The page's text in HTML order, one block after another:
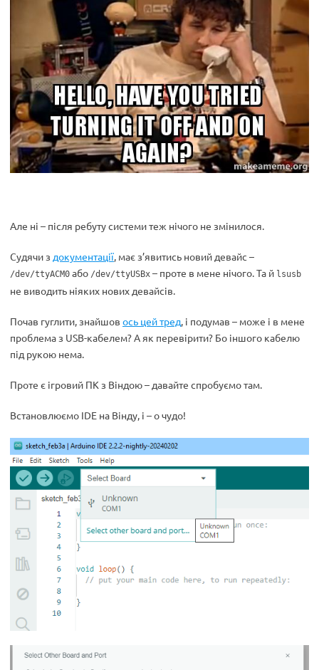
Але ні – після ребуту системи теж нічого не змінилося.
Судячи з документації, має з’явитись новий девайс –
/dev/ttyACM0 або /dev/ttyUSBx – проте в мене нічого. Та й lsusb
не виводить ніяких нових девайсів.
Почав гуглити, знайшов ось цей тред, і подумав – може і в мене
проблема з USB-кабелем? А як перевірити? Бо іншого кабелю
під рукою нема.
Проте є ігровий ПК з Віндою – давайте спробуємо там.
Встановлюємо IDE на Вінду, і – о чудо!